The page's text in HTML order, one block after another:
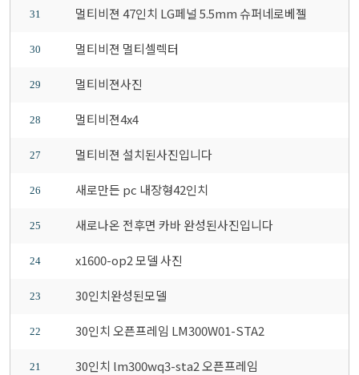
31 멀티비젼 47인치 LG페널 5.5mm 슈퍼네로베젤
30 멀티비젼 멀티셀렉터
29 멀티비젼사진
28 멀티비젼4x4
27 멀티비젼 설치된사진입니다
26 새로만든 pc 내장형42인치
25 새로나온 전후면 카바 완성된사진입니다
24 x1600-op2 모델 사진
23 30인치완성된모델
22 30인치 오픈프레임 LM300W01-STA2
21 30인치 lm300wq3-sta2 오픈프레임